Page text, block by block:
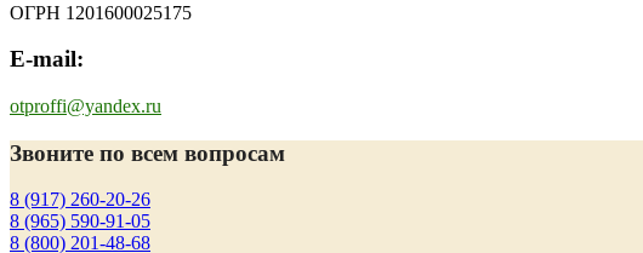
ОГРН 1201600025175
E-mail:
otproffi@yandex.ru
Звоните по всем вопросам
8 (917) 260-20-26
8 (965) 590-91-05
8 (800) 201-48-68